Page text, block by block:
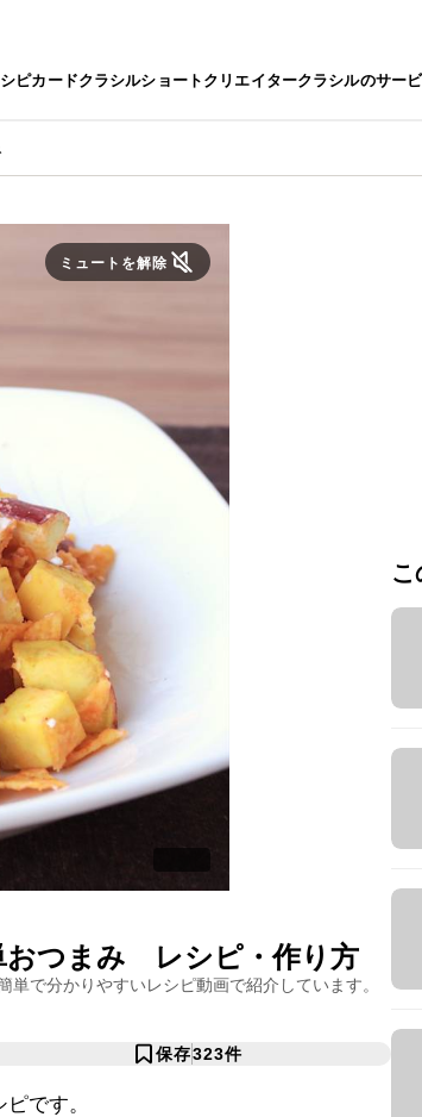
ピカードクラシルショートクリエイタークラシルのサー
ミュートを解除
つまみ レシピ・作り方
単で分かりやすいレシピ動画で紹介しています。
保存323件
です。